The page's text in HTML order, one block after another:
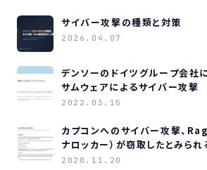
サイバー攻撃の種類と対策
2026.04.07
デンソーのドイツグループ会社
サムウェアによるサイバー攻撃
2022.03.15
カプコンへのサイバー攻撃、
ナロッカー）が窃取したとみら
開を継続
2020.11.20